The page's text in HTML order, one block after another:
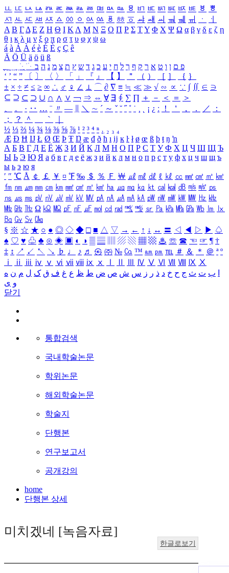
ㅥ ㅦ ㅧ ㅨ ㅩ ㅪ ㅫ ㅬ ㅭ ㅮ ㅯ ㅰ ㅱ ㅲ ㅳ ㅴ ㅵ ㅶ ㅷ ㅸ
ㅹ
ㅺ ㅻ ㅼ ㅽ ㅾ ㅿ ㆀ ㆁ ㆂ ㆃ ㆄ ㆅ ㆆ ㆇ ㆈ ㆉ ㆊ ㆋ ㆌ ㆍ
ㆎ
Α Β ΓΔ Ε Ζ Η Θ Ι ΚΛ Μ Ν Ξ Ο Π Ρ Σ ΤΥ Φ Χ Ψ Ω α β γ δ ε ζ η
θ ι κ λ μ ν ξ ο π ρ σ τ υ φ χ ψ ω
á à Á À é è É È ç Ç ê
Ä Ö Ü ä ö ü ß
ִֶֹ ֻּ ׁׂ פ ם ן ו ט א ר ק ף ך ל ח י ע כ ג ד ש ץ ת צ מ נ ה ב
‘ ’ “ ” 〔 〕 〈 〉 「 」 『 』 【 】 ＂ （ ） ［ ］ ｛ ｝
± × ÷ ≠ ≤ ≥ ∞ ∴ ♂ ♀ ∠ ⊥ ⌒ ∂ ∇ ≡ ≒ ≪ ≫ √ ∽ ∝ ∵ ∫ ∬ ∈ ∋
⊆ ⊇ ⊂ ⊃ ∪ ∩ ∧ ∨ ￢ ⇒ ⇔ ∀ ∃ ∮ ∑ ∏ ＋ － ＜ ＝
＞
、
。 · ‥ … ¨ 〃 ― ＼ ∼ ´ ～ ˇ ˘ ˝ ˚ ˙ ¸ ¡ ¿ ː ！ ＇ ， ． ／
：
；
？ ＾ ｀
½ ⅓ ⅔ ¼ ¾ ⅛ ⅜ ⅝ ⅞ ¹ ² ³ ⁴ ⁿ ₁ ₂ ₃ ₄
Æ Ð Ħ Ĳ Ł Ø Œ Þ Ŧ Ŋ æ đ ð ħ ı ĳ ĸ ŀ ł ø œ ß þ ŧ ŋ ŉ
А Б В Г Д Е Ё Ж З И Й К Л М Н О П Р С Т У Ф Х Ц Ч Ш Щ Ъ
Ы Ь Э Ю Я а б в г д е ё ж з и й к л м н о п р с т у ф х ц ч ш щ ъ
ы ь э ю я
′ ″ ℃ Å ￠ ￡ ￥ ¤ ℉ ‰ ＄ ％ Ｆ ￦ ㎕ ㎖ ㎗ ℓ ㎘ ㏄ ㎣ ㎤ ㎥ ㎦
㎙ ㎚ ㎛ ㎜ ㎝ ㎞ ㎟ ㎠ ㎡ ㎢ ㏊ ㎍ ㎎ ㎏ ㏏ ㎈ ㎉ ㏈ ㎧ ㎨ ㎰
㎱ ㎲ ㎳ ㎴ ㎵ ㎶ ㎷ ㎸ ㎹ ㎀ ㎁ ㎂ ㎃ ㎄ ㎺ ㎻ ㎽ ㎾ ㎿ ㎐ ㎑
㎒ ㎓ ㎔ Ω ㏀ ㏁ ㎊ ㎋ ㎌ ㏖ ㏅ ㎭ ㎮ ㎯ ㏛ ㎩ ㎪ ㎫ ㎬ ㏝ ㏐
㏓
㏃ ㏉ ㏜ ㏆
§ ※ ☆ ★ ○ ● ◎ ◇ ◆ □ ■ △ ▽ → ← ↑ ↓ ↔ 〓 ◁ ◀ ▷ ▶ ♤
♠ ♡ ♥ ♧ ♣ ⊙ ◈ ▣ ◐ ◑ ▒ ▤ ▨ ▧ ▦ ▩ ♨ ☏ ☎ ☜ ☞ ¶ †
‡ ↕ ↗ ↙ ↖ ↘ ♭ ♩ ♪ ♬ ㉿ ㈜ № ㏇ ™ ㏂ ㏘ ℡ ＃ ＆ ＊ ＠ ª º
ⅰ
ⅱ ⅲ ⅳ ⅴ ⅵ ⅶ ⅷ ⅸ ⅹ Ⅳ Ⅴ Ⅵ Ⅶ Ⅷ Ⅸ Ⅹ
ب ت ث ج ح خ د ذ ر ز س ش ص ض ط ظ ع غ ف ق ک ل م ن ه
و ی
닫기
통합검색
국내학술논문
학위논문
해외학술논문
학술지
단행본
연구보고서
공개강의
home
단행본 상세
미치겠네 [녹음자료]
한글로보기